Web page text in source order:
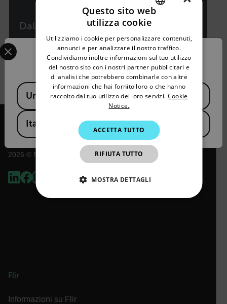
Dalsa GEVA 400
Soluzione di visione con software iNspect
VISUALIZZA PRODOTTO
2026 © Flir Tutti i diritti riservati.
Flir
Informazioni su Flir
Confirm Location
Select your preferred country and language from the
Available Locations
United States
Italy
ENGLISH
FRENCH
SPANISH
PORTUGUESE
KOREAN
JAPANESE
CHINESE
Questo sito web
utilizza cookie
Utilizziamo i cookie per personalizzare contenuti,
annunci e per analizzare il nostro traffico.
Condividiamo inoltre informazioni sul tuo utilizzo
del nostro sito con i nostri partner pubblicitari e
di analisi che potrebbero combinarle con altre
informazioni che hai fornito loro o che hanno
raccolto dal tuo utilizzo dei loro servizi. Cookie
Notice.
ACCETTA TUTTO
RIFIUTA TUTTO
MOSTRA DETTAGLI
Strettamente necessari